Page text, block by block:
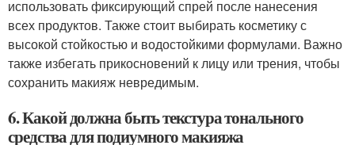
использовать фиксирующий спрей после нанесения
всех продуктов. Также стоит выбирать косметику с
высокой стойкостью и водостойкими формулами. Важно
также избегать прикосновений к лицу или трения, чтобы
сохранить макияж невредимым.
6. Какой должна быть текстура тонального
средства для подиумного макияжа